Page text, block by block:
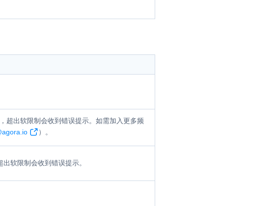
超出软限制会收到错误提示。如需加入更多频
）。
软限制会收到错误提示。